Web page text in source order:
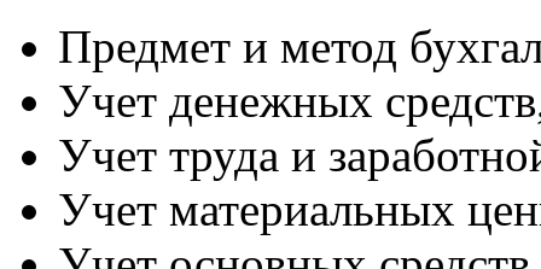
Предмет и метод
Учет денежных
Учет труда и
Учет материальных